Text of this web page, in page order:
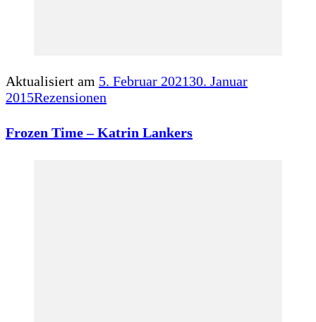
Aktualisiert am 5. Februar 202130. Januar
2015Rezensionen
Frozen Time – Katrin Lankers